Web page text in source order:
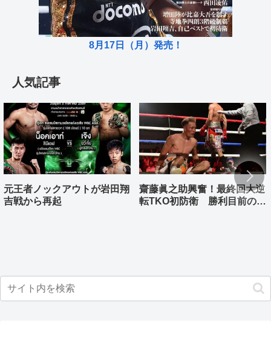
8月17日（月）発売！
人気記事
元王者ノックアウトが岩田翔
吉戦から再起
齋藤眞之助興奮！最終回大逆
転TKO初防衛 勝利目前の村